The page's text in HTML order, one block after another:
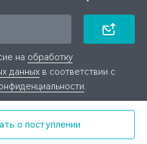
о поступлении
на обработку
данных в соответствии с
.
нами